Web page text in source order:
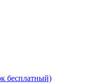
бесплатный)